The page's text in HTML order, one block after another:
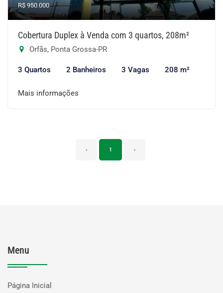
R$ 950.000
Cobertura Duplex à Venda com 3 quartos, 208m²
Orfãs, Ponta Grossa-PR
3 Quartos 2 Banheiros 3 Vagas 208 m²
Mais informações
‹ 1 ›
Menu
Página Inicial